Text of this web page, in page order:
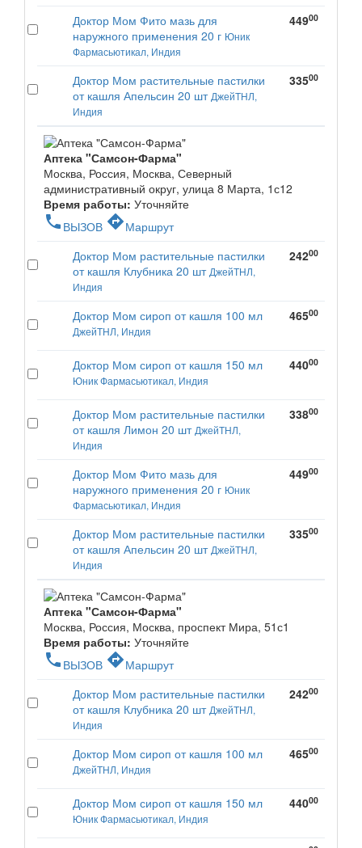
Доктор Мом Фито мазь для
наружного применения 20 г Юник
Фармасьютикал, Индия
44900
Доктор Мом растительные пастилки
от кашля Апельсин 20 шт ДжейТНЛ,
Индия
33500
Аптека "Самсон-Фарма"
Москва, Россия, Москва, Северный
административный округ, улица 8 Марта, 1с12
Время работы: Уточняйте
phone ВЫЗОВ directionsМаршрут
Доктор Мом растительные пастилки
от кашля Клубника 20 шт ДжейТНЛ,
Индия
24200
Доктор Мом сироп от кашля 100 мл
ДжейТНЛ, Индия
46500
Доктор Мом сироп от кашля 150 мл
Юник Фармасьютикал, Индия
44000
Доктор Мом растительные пастилки
от кашля Лимон 20 шт ДжейТНЛ,
Индия
33800
Доктор Мом Фито мазь для
наружного применения 20 г Юник
Фармасьютикал, Индия
44900
Доктор Мом растительные пастилки
от кашля Апельсин 20 шт ДжейТНЛ,
Индия
33500
Аптека "Самсон-Фарма"
Москва, Россия, Москва, проспект Мира, 51с1
Время работы: Уточняйте
phone ВЫЗОВ directionsМаршрут
Доктор Мом растительные пастилки
от кашля Клубника 20 шт ДжейТНЛ,
Индия
24200
Доктор Мом сироп от кашля 100 мл
ДжейТНЛ, Индия
46500
Доктор Мом сироп от кашля 150 мл
Юник Фармасьютикал, Индия
44000